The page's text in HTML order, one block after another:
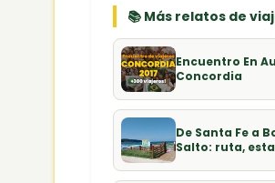
📚 Más relatos de
Encuentro En
Concordia
De Santa Fe a
Salto: ruta,